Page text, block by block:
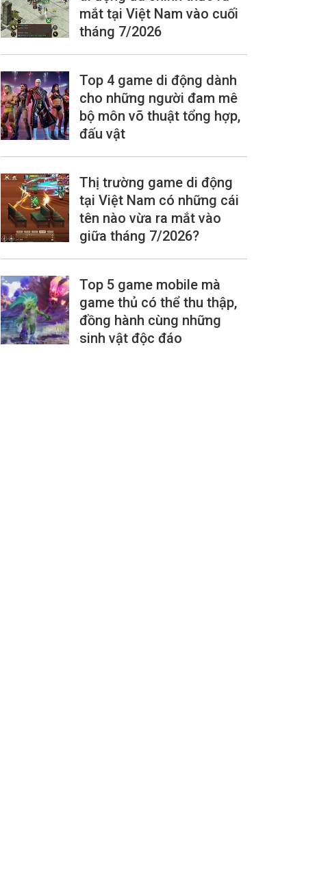
mắt tại Việt Nam vào cuối
tháng 7/2026
Top 4 game di động dành
cho những người đam mê
bộ môn võ thuật tổng hợp,
đấu vật
Thị trường game di động
tại Việt Nam có những cái
tên nào vừa ra mắt vào
giữa tháng 7/2026?
Top 5 game mobile mà
game thủ có thể thu thập,
đồng hành cùng những
sinh vật độc đáo